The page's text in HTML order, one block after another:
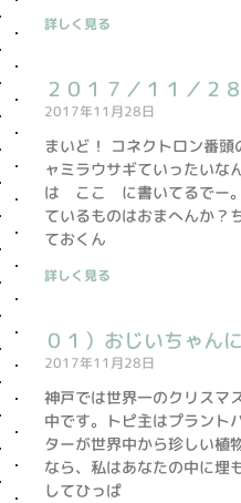
詳しく見る
２０１７／１１／２
2017年11月28日
まいど！ コネクトロン番
ャミラウサギていったいな
は ここ に書いてるでー
ているものはおまへんか？
ておくん
詳しく見る
０１）おじいちゃん
2017年11月28日
神戸では世界一のクリスマ
中です。トピ主はプラント
ターが世界中から珍しい植
なら、私はあなたの中に埋
してひっぱ